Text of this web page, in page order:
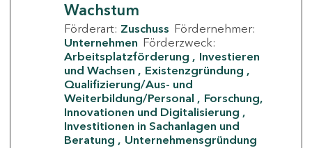
Wachstum
Förderart: Zuschuss Fördernehmer:
Unternehmen Förderzweck:
Arbeitsplatzförderung
Investieren
und Wachsen
Existenzgründung
Qualifizierung/Aus- und
Weiterbildung/Personal
Forschung,
Innovationen und Digitalisierung
Investitionen in Sachanlagen und
Beratung
Unternehmensgründung